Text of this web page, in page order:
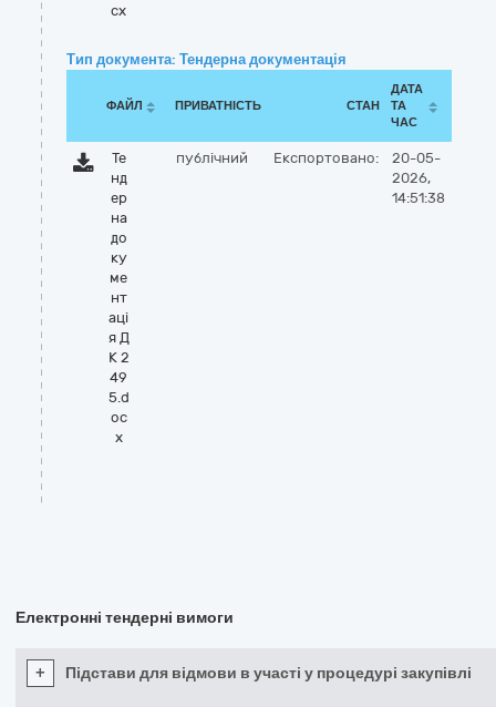
cx
Тип документа: Тендерна документація
ФАЙЛ ПРИВАТНІСТЬ СТАН
ДАТА
ТА
ЧАС
Те
нд
ер
на
до
ку
ме
нт
аці
я Д
К 2
49
5.d
oc
x
публічний Експортовано:
20-05-
2026,
14:51:38
Електронні тендерні вимоги
+ Підстави для відмови в участі у процедурі закупівлі